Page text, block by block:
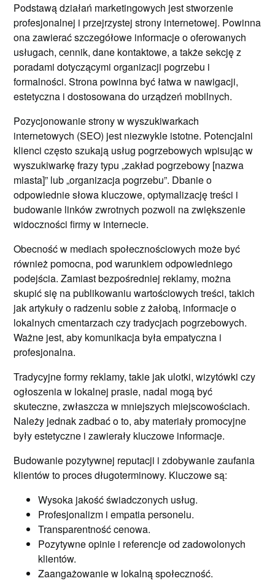
Podstawą działań marketingowych jest stworzenie
profesjonalnej i przejrzystej strony internetowej. Powinna
ona zawierać szczegółowe informacje o oferowanych
usługach, cennik, dane kontaktowe, a także sekcję z
poradami dotyczącymi organizacji pogrzebu i
formalności. Strona powinna być łatwa w nawigacji,
estetyczna i dostosowana do urządzeń mobilnych.
Pozycjonowanie strony w wyszukiwarkach
internetowych (SEO) jest niezwykle istotne. Potencjalni
klienci często szukają usług pogrzebowych wpisując w
wyszukiwarkę frazy typu „zakład pogrzebowy [nazwa
miasta]” lub „organizacja pogrzebu”. Dbanie o
odpowiednie słowa kluczowe, optymalizację treści i
budowanie linków zwrotnych pozwoli na zwiększenie
widoczności firmy w internecie.
Obecność w mediach społecznościowych może być
również pomocna, pod warunkiem odpowiedniego
podejścia. Zamiast bezpośredniej reklamy, można
skupić się na publikowaniu wartościowych treści, takich
jak artykuły o radzeniu sobie z żałobą, informacje o
lokalnych cmentarzach czy tradycjach pogrzebowych.
Ważne jest, aby komunikacja była empatyczna i
profesjonalna.
Tradycyjne formy reklamy, takie jak ulotki, wizytówki czy
ogłoszenia w lokalnej prasie, nadal mogą być
skuteczne, zwłaszcza w mniejszych miejscowościach.
Należy jednak zadbać o to, aby materiały promocyjne
były estetyczne i zawierały kluczowe informacje.
Budowanie pozytywnej reputacji i zdobywanie zaufania
klientów to proces długoterminowy. Kluczowe są:
Wysoka jakość świadczonych usług.
Profesjonalizm i empatia personelu.
Transparentność cenowa.
Pozytywne opinie i referencje od zadowolonych
klientów.
Zaangażowanie w lokalną społeczność.